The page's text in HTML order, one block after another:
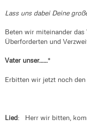
Lass uns dabei Deine
Beten wir miteinander das
Überforderten und
Vater unser......*
Erbitten wir jetzt noch den
Lied: Herr wir bitten,